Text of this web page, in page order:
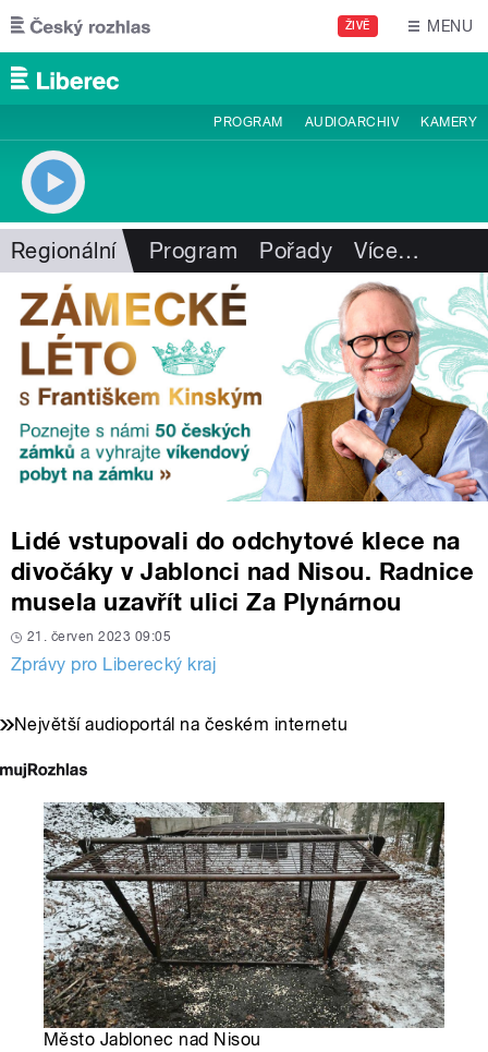
Přejít k hlavnímu obsahu
ŽIVĚ MENU
PROGRAM AUDIOARCHIV KAMERY
Regionální Program Pořady Více…
Lidé vstupovali do odchytové klece na
divočáky v Jablonci nad Nisou. Radnice
musela uzavřít ulici Za Plynárnou
21. červen 2023 09:05
Zprávy pro Liberecký kraj
Největší audioportál na českém internetu
Město Jablonec nad Nisou